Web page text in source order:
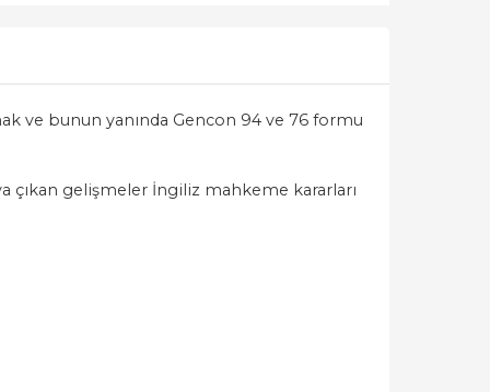
ve bunun yanında Gencon 94 ve 76 formu
çıkan gelişmeler İngiliz mahkeme kararları